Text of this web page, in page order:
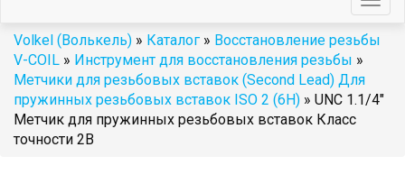
Volkel (Волькель) » Каталог » Восстановление резьбы
V-COIL » Инструмент для восстановления резьбы »
Метчики для резьбовых вставок (Second Lead) Для
пружинных резьбовых вставок ISO 2 (6H) » UNC 1.1/4"
Метчик для пружинных резьбовых вставок Класс
точности 2B